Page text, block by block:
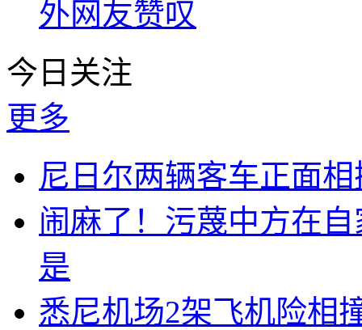
外网友赞叹
今日关注
更多
尼日尔两辆客车正面
闹麻了！污蔑中方在
是
悉尼机场2架飞机险相